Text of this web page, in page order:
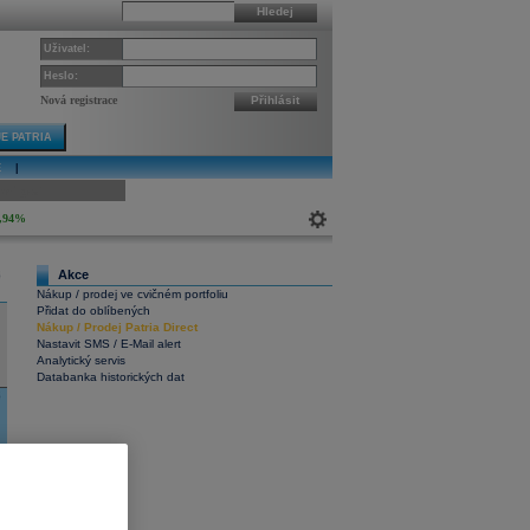
Hledej
Uživatel:
Heslo:
Nová registrace Přihlásit
PATRIA
Akce
Nákup / prodej ve cvičném portfoliu
Přidat do oblíbených
Nákup/ Prodej Patria Direct
Nastavit SMS / E-Mail alert
Analytický servis
Databanka historických dat